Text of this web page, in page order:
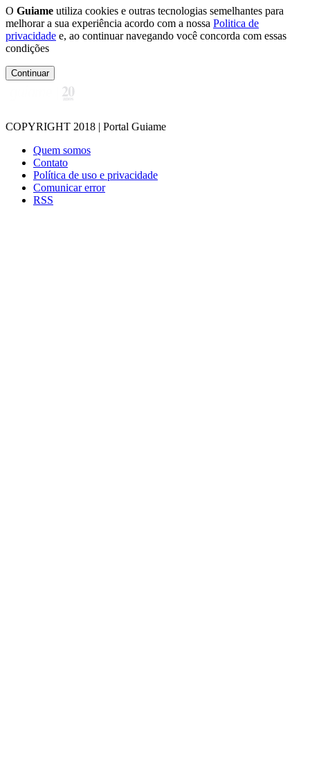
O Guiame utiliza cookies e outras tecnologias semelhantes para
melhorar a sua experiência acordo com a nossa Politica de
privacidade e, ao continuar navegando você concorda com essas
condições
Continuar
COPYRIGHT 2018 | Portal Guiame
Quem somos
Contato
Política de uso e privacidade
Comunicar error
RSS